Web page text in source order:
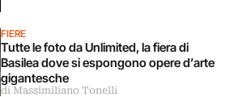
FIERE
Tutte le foto da Unlimited, la fiera di
Basilea dove si espongono opere d’arte
gigantesche
di Massimiliano Tonelli